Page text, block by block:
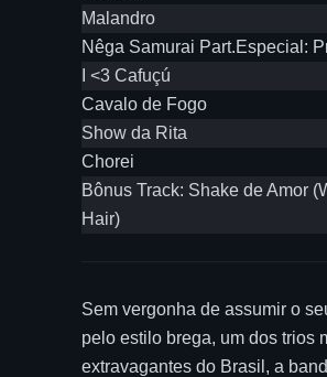
Malandro
Nêga Samurai Part.Especial:
I <3 Cafuçú
Cavalo de Fogo
Show da Rita
Chorei
Bônus Track: Shake de Amor
Hair)
Sem vergonha de assumir o
pelo estilo brega, um dos trios
extravagantes do Brasil, a